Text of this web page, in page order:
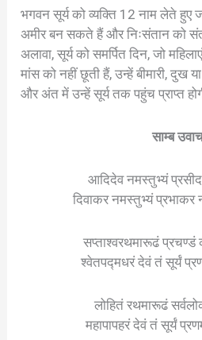
भगवन सूर्य को व्यक्ति 12 नाम लेते हुए
अमीर बन सकते हैं और निःसंतान को
अलावा, सूर्य को समर्पित दिन, जो
मांस को नहीं छूती हैं, उन्हें बीमारी, दुख
और अंत में उन्हें सूर्य तक पहुंच प्राप्त
साम्ब
आदिदेव नमस्तुभ्यं
दिवाकर नमस्तुभ्यं
सप्ताश्वरथमारूढं प्रचण्डं
श्वेतपद्मधरं देवं तं सूर्यं
लोहितं रथमारूढं
महापापहरं देवं तं सूर्यं